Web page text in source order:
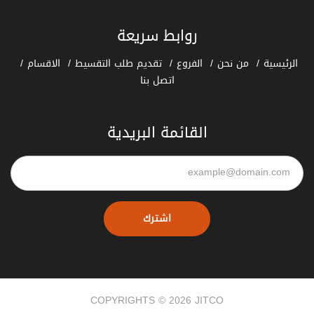
روابط سريعة
الرئيسية من نحن الفروع تقديم طلب التقسيط
الاقسام
اتصل بنا
القائمة البريدية
اشترك
COPYRIGHTS ©2026 JITCO